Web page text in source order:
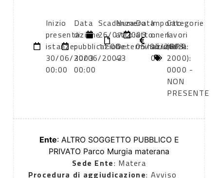
Inizio
presentazione
istanze:
30/06/2003
00:00
Data
di
pubblicazione:
30/06/2003
00:00
Scadenza:
26/07/2003
11:00
Numero
atto:
Determinazione
43
Data
atto:
05/06/2003
Importo
oneri
sicurezza:
0
Categorie
lavori
(DPR
2000):
0000 -
NON
PRESENTE
Ente: ALTRO SOGGETTO PUBBLICO E
PRIVATO Parco Murgia materana
Sede Ente: Matera
Procedura di aggiudicazione: Avviso